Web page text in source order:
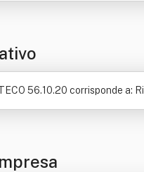
56.10.20 corrisponde a: